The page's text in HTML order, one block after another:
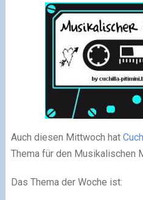
Auch diesen Mittwoch hat
Thema für den Musikalischen
Das Thema der Woche ist: